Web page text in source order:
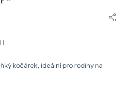
kočárek, ideální pro rodiny na